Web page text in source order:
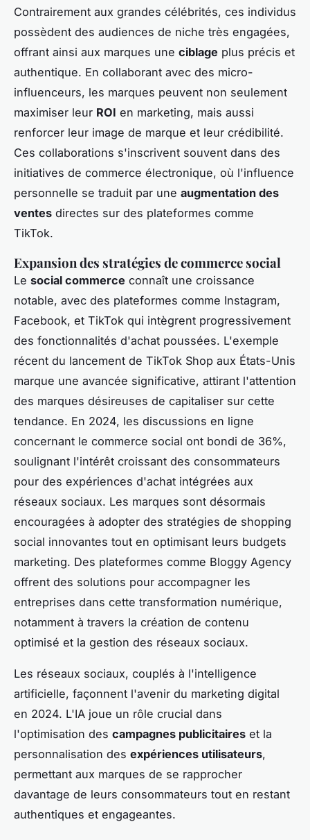
Contrairement aux grandes célébrités, ces individus
possèdent des audiences de niche très engagées,
offrant ainsi aux marques une ciblage plus précis et
authentique. En collaborant avec des micro-
influenceurs, les marques peuvent non seulement
maximiser leur ROI en marketing, mais aussi
renforcer leur image de marque et leur crédibilité.
Ces collaborations s'inscrivent souvent dans des
initiatives de commerce électronique, où l'influence
personnelle se traduit par une augmentation des
ventes directes sur des plateformes comme
TikTok.
Expansion des stratégies de commerce social
Le social commerce connaît une croissance
notable, avec des plateformes comme Instagram,
Facebook, et TikTok qui intègrent progressivement
des fonctionnalités d'achat poussées. L'exemple
récent du lancement de TikTok Shop aux États-Unis
marque une avancée significative, attirant l'attention
des marques désireuses de capitaliser sur cette
tendance. En 2024, les discussions en ligne
concernant le commerce social ont bondi de 36%,
soulignant l'intérêt croissant des consommateurs
pour des expériences d'achat intégrées aux
réseaux sociaux. Les marques sont désormais
encouragées à adopter des stratégies de shopping
social innovantes tout en optimisant leurs budgets
marketing. Des plateformes comme Bloggy Agency
offrent des solutions pour accompagner les
entreprises dans cette transformation numérique,
notamment à travers la création de contenu
optimisé et la gestion des réseaux sociaux.
Les réseaux sociaux, couplés à l'intelligence
artificielle, façonnent l'avenir du marketing digital
en 2024. L'IA joue un rôle crucial dans
l'optimisation des campagnes publicitaires et la
personnalisation des expériences utilisateurs,
permettant aux marques de se rapprocher
davantage de leurs consommateurs tout en restant
authentiques et engageantes.